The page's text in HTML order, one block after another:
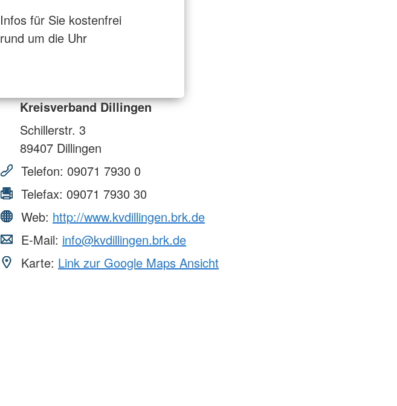
Infos für Sie kostenfrei
rund um die Uhr
Kreisverband Dillingen
Schillerstr. 3
89407 Dillingen
Telefon: 09071 7930 0
Telefax: 09071 7930 30
Web: http://www.kvdillingen.brk.de
E-Mail: info@kvdillingen.brk.de
Karte: Link zur Google Maps Ansicht